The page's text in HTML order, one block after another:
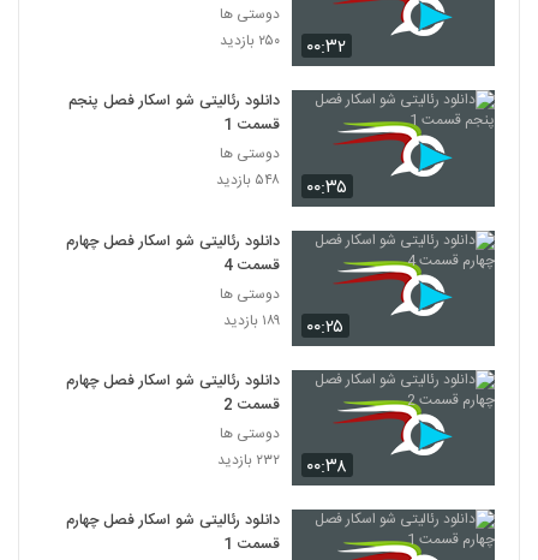
۰۰:۳۲
دوستی ها
۲۵۰ بازدید
۰۰:۳۵
دانلود رئالیتی شو اسکار فصل پنجم
قسمت 1
دوستی ها
۵۴۸ بازدید
۰۰:۲۵
دانلود رئالیتی شو اسکار فصل چهارم
قسمت 4
دوستی ها
۱۸۹ بازدید
۰۰:۳۸
دانلود رئالیتی شو اسکار فصل چهارم
قسمت 2
دوستی ها
۲۳۲ بازدید
دانلود رئالیتی شو اسکار فصل چهارم
قسمت 1